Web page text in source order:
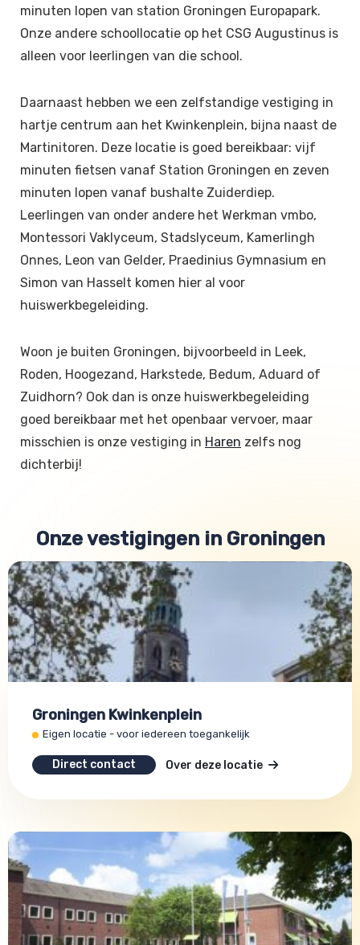
minuten lopen van station Groningen Europapark.
Onze andere schoollocatie op het CSG Augustinus is
alleen voor leerlingen van die school.
Daarnaast hebben we een zelfstandige vestiging in
hartje centrum aan het Kwinkenplein, bijna naast de
Martinitoren. Deze locatie is goed bereikbaar: vijf
minuten fietsen vanaf Station Groningen en zeven
minuten lopen vanaf bushalte Zuiderdiep.
Leerlingen van onder andere het Werkman vmbo,
Montessori Vaklyceum, Stadslyceum, Kamerlingh
Onnes, Leon van Gelder, Praedinius Gymnasium en
Simon van Hasselt komen hier al voor
huiswerkbegeleiding.
Woon je buiten Groningen, bijvoorbeeld in Leek,
Roden, Hoogezand, Harkstede, Bedum, Aduard of
Zuidhorn? Ook dan is onze huiswerkbegeleiding
goed bereikbaar met het openbaar vervoer, maar
misschien is onze vestiging in Haren zelfs nog
dichterbij!
Onze vestigingen in Groningen
Groningen Kwinkenplein
Eigen locatie - voor iedereen toegankelijk
Direct contact Over deze locatie